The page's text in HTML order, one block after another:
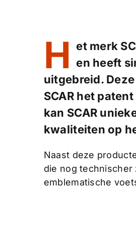
H
et merk
en heeft
uitgebreid.
SCAR het
kan SCAR
kwaliteiten op
Naast deze
die nog technischer
emblematische